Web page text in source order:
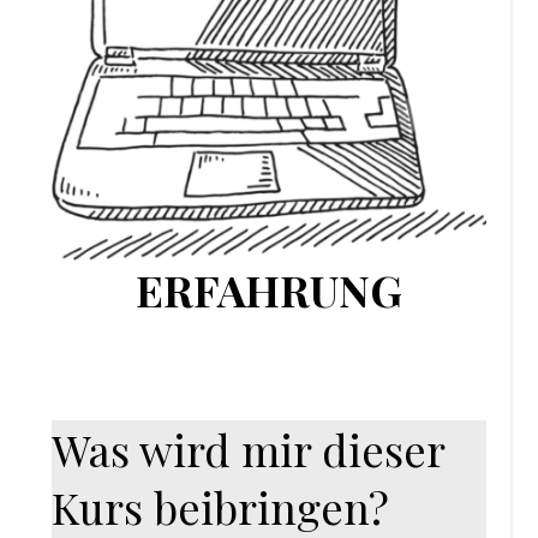
ERFAHRUNG
Was wird mir dieser
Kurs beibringen?